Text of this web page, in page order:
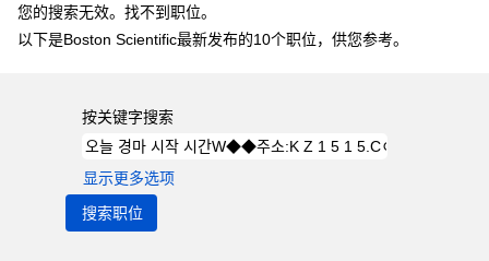
您的搜索无效。找不到职位。
以下是Boston Scientific最新发布的10个职位，供您参考。
按关键字搜索
显示更多选项